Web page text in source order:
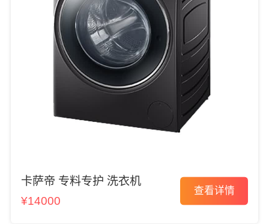
卡萨帝 专料专护 洗衣机
¥14000
查看详情